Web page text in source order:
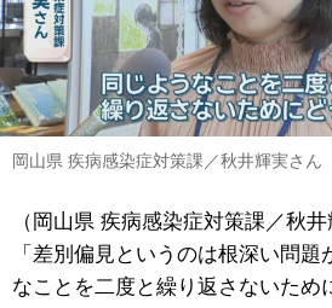
岡山県 疾病感染症対策課／秋井輝実さん
（岡山県 疾病感染症対策課／秋井
「差別偏見というのは根深い問題
なことを二度と繰り返さないため